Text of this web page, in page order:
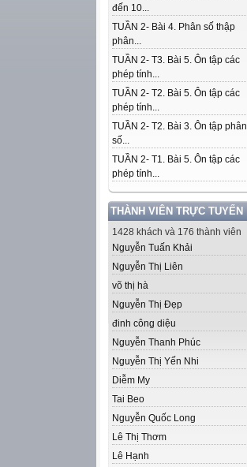
đến 10...
TUẦN 2- Bài 4. Phân số thập
phân...
TUẦN 2- T3. Bài 5. Ôn tập các
phép tính...
TUẦN 2- T2. Bài 5. Ôn tập các
phép tính...
TUẦN 2- T2. Bài 3. Ôn tập phân
số...
TUẦN 2- T1. Bài 5. Ôn tập các
phép tính...
THÀNH VIÊN TRỰC TUYẾN
1428 khách và 176 thành viên
Nguyễn Tuấn Khải
Nguyễn Thị Liên
võ thị hà
Nguyễn Thị Đẹp
đinh công diệu
Nguyễn Thanh Phúc
Nguyễn Thị Yến Nhi
Diễm My
Tai Beo
Nguyễn Quốc Long
Lê Thị Thơm
Lê Hạnh